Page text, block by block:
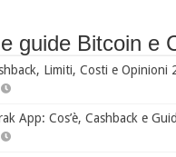
guide Bitcoin e
Limiti, Costi e Opinioni
App: Cos’è, Cashback e